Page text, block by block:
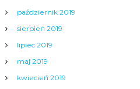
październik 2019
sierpień 2019
lipiec 2019
maj 2019
kwiecień 2019